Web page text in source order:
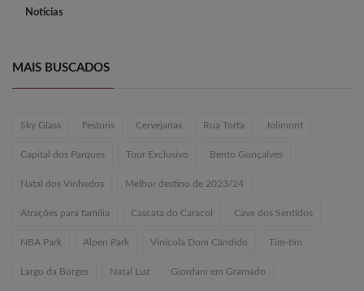
Notícias
MAIS BUSCADOS
Sky Glass Festuris Cervejarias Rua Torta Jolimont
Capital dos Parques Tour Exclusivo Bento Gonçalves
Natal dos Vinhedos Melhor destino de 2023/24
Atrações para família Cascata do Caracol Cave dos Sentidos
NBA Park Alpen Park Vinícola Dom Cândido Tim-tim
Largo da Borges Natal Luz Giordani em Gramado